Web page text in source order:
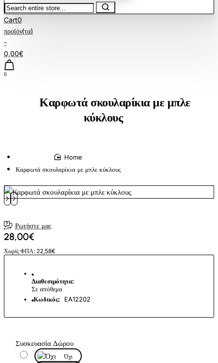
Search
entire
store...
Cart0
προϊόν(τα)
-
0,00€
0
Καρφωτά σκουλαρίκια με μπλε
κύκλους
Καρφωτά σκουλαρίκια με μπλε κύκλους
Ρωτήστε μας
28,00€
Χωρίς ΦΠΑ: 22,58€
Διαθεσιμότητα:
Σε απόθεμα
Κωδικός:
EA12202
Συσκευασία Δώρου
Όχι